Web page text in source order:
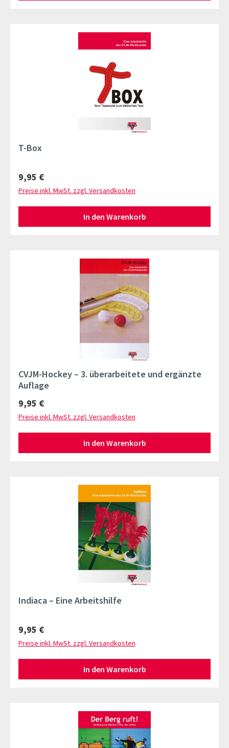
T-Box
Regulärer Preis:
9,95 €
Preise inkl. MwSt. zzgl. Versandkosten
In den Warenkorb
CVJM-Hockey – 3. überarbeitete und ergänzte
Auflage
Regulärer Preis:
9,95 €
Preise inkl. MwSt. zzgl. Versandkosten
In den Warenkorb
Indiaca – Eine Arbeitshilfe
Regulärer Preis:
9,95 €
Preise inkl. MwSt. zzgl. Versandkosten
In den Warenkorb